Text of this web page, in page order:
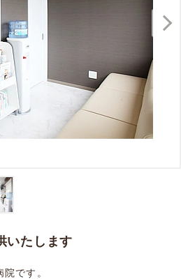
いたします
です。